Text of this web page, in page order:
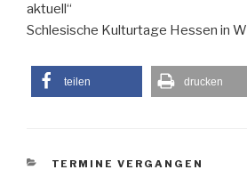
aktuell“
Schlesische Kulturtage Hessen in
teilen drucken
KATEGORIEN
TERMINE VERGANGEN